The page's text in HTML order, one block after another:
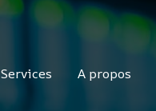
Services A propos